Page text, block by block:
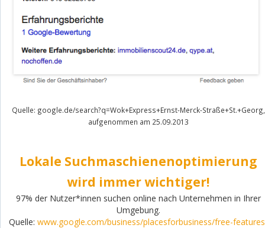
Quelle: google.de/search?q=Wok+Express+Ernst-Merck-Straße+St.+Georg,
aufgenommen am 25.09.2013
Lokale Suchmaschienenoptimierung
wird immer wichtiger!
97% der Nutzer*innen suchen online nach Unternehmen in Ihrer
Umgebung.
Quelle: www.google.com/business/placesforbusiness/free-